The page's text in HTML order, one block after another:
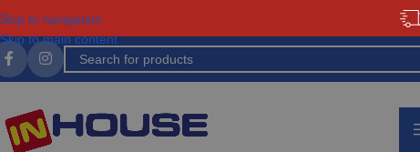
Skip to navigation
Skip to main content